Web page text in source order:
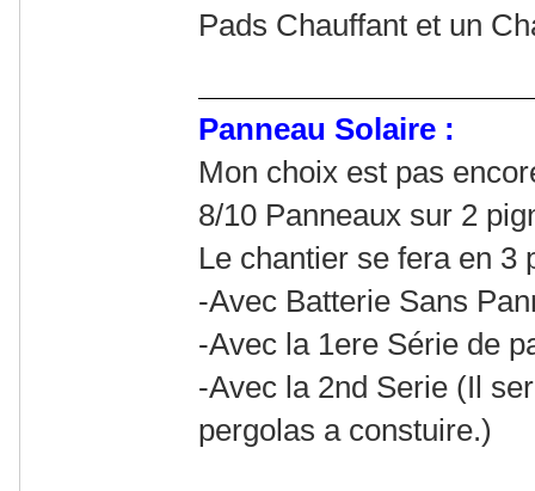
Pads Chauffant et un
Panneau Solaire :
Mon choix est pas
8/10 Panneaux sur 2
Le chantier se fera en 3
-Avec Batterie Sans
-Avec la 1ere Série de
-Avec la 2nd Serie (Il
pergolas a constuire.)